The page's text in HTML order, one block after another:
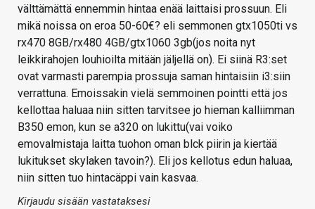
välttämättä ennemmin hintaa enää laittaisi prossuun. Eli
mikä noissa on eroa 50-60€? eli semmonen gtx1050ti vs
rx470 8GB/rx480 4GB/gtx1060 3gb(jos noita nyt
leikkirahojen louhioilta mitään jäljellä on). Ei siinä R3:set
ovat varmasti parempia prossuja saman hintaisiin i3:siin
verrattuna. Emoissakin vielä semmoinen pointti että jos
kellottaa haluaa niin sitten tarvitsee jo hieman kalliimman
B350 emon, kun se a320 on lukittu(vai voiko
emovalmistaja laitta tuohon oman blck piirin ja kiertää
lukitukset skylaken tavoin?). Eli jos kellotus edun haluaa,
niin sitten tuo hintacäppi vain kasvaa.
Kirjaudu sisään vastataksesi